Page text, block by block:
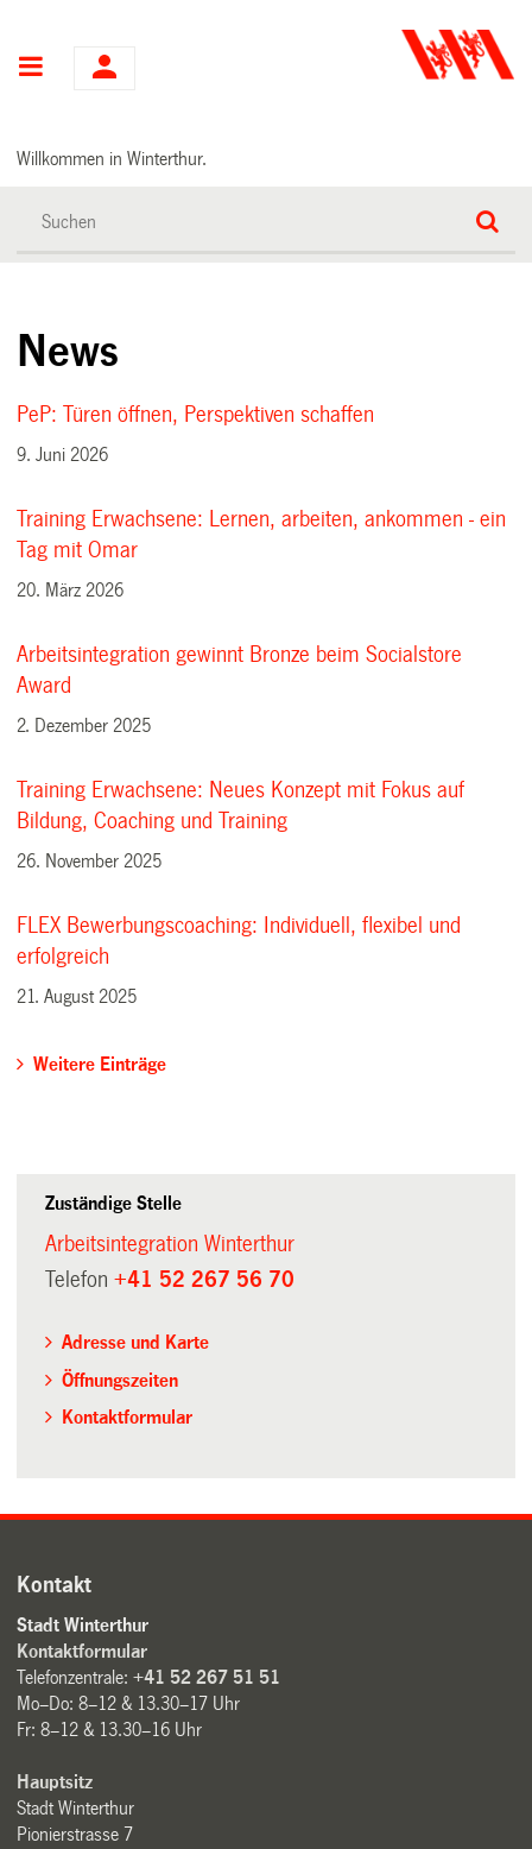
Hauptnavigation
Willkommen in Winterthur.
News
PeP: Türen öffnen, Perspektiven schaffen
9. Juni 2026
Training Erwachsene: Lernen, arbeiten, ankommen - ein
Tag mit Omar
20. März 2026
Arbeitsintegration gewinnt Bronze beim Socialstore
Award
2. Dezember 2025
Training Erwachsene: Neues Konzept mit Fokus auf
Bildung, Coaching und Training
26. November 2025
FLEX Bewerbungscoaching: Individuell, flexibel und
erfolgreich
21. August 2025
Weitere Einträge
Zuständige Stelle
Arbeitsintegration Winterthur
Telefon+41 52 267 56 70
Adresse und Karte
Öffnungszeiten
Kontaktformular
Kontakt
Stadt Winterthur
Kontaktformular
Telefonzentrale:+41 52 267 51 51
Mo–Do: 8–12 & 13.30–17 Uhr
Fr: 8–12 & 13.30–16 Uhr
Hauptsitz
Stadt Winterthur
Pionierstrasse 7